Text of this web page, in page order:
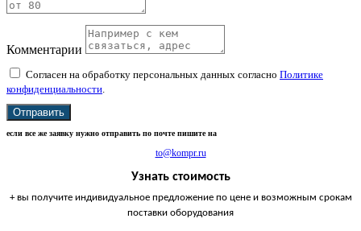
Комментарии
Согласен на обработку персональных данных согласно Политике
конфиденциальности
Отправить
если все же заявку нужно отправить по почте пишите на
to@kompr.ru
Узнать стоимость
+ вы получите индивидуальное предложение по цене и возможным срокам
поставки оборудования